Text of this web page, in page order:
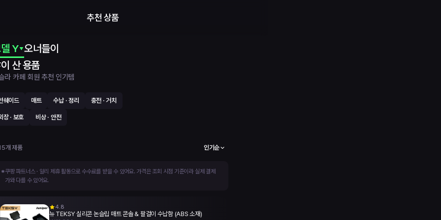
추천 상품
Y 오너들이
산 용품
라 카페 회원 추천 인기템
쉐이드 매트 수납 · 정리 충전 · 거치
장 · 보호 비상 · 안전
개 제품 인기순
쿠팡 파트너스 · 알리 제휴 활동으로 수수료를 받을 수 있어요. 가격은 조회 시점 기준이라 실제 결제
가와 다를 수 있어요.
4.8
뉴 TEKSY 실리콘 논슬립 매트 콘솔 & 팔걸이 수납함 (ABS 소재)